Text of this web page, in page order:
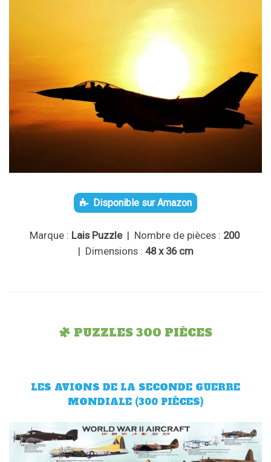
Disponible sur Amazon
Marque : Lais Puzzle| Nombre de pièces : 200
| Dimensions : 48 x 36 cm
PUZZLES 300 PIÈCES
LES AVIONS DE LA SECONDE GUERRE
MONDIALE (300 PIÈCES)